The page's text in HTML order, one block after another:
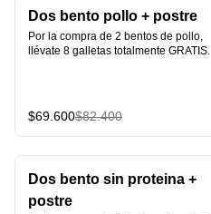
Dos bento pollo + postre
Por la compra de 2 bentos de pollo,
llévate 8 galletas totalmente GRATIS.
$69.600$82.400
Dos bento sin proteina +
postre